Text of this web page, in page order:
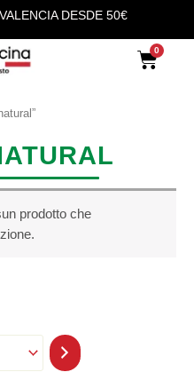
DESDE 50€
prodotto che